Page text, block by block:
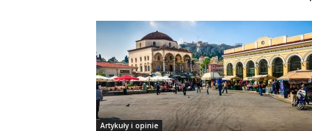
Artykuły i opinie